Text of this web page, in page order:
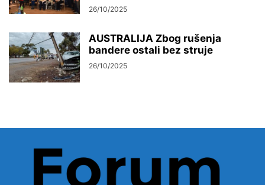
26/10/2025
AUSTRALIJA Zbog rušenja
bandere ostali bez struje
26/10/2025